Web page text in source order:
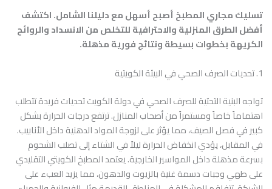
تسليك مجاري المطبخ أصبح أسهل مع دليلنا الشامل. اكتشف
أفضل الطرق المنزلية والاحترافية للتخلص من الانسداد والروائح
الكريهة بخطوات بسيطة ونتائج فورية مذهلة.
1. تحديات الصرف الصحي في البيئة الكويتية
تواجه البنية التحتية للصرف الصحي في دولة الكويت تحديات فريدة تتطلب
اهتماماً خاصاً ومستمراً من أصحاب المنازل. ترتفع درجات الحرارة بشكل
كبير في فصل الصيف، مما يؤثر على لزوجة المواد الدهنية داخل الأنابيب.
في المقابل، يؤدي انخفاض الحرارة ليلاً في الشتاء إلى تصلب الشحوم
بسرعة مذهلة داخل المواسير الخارجية. يعتمد المطبخ الكويتي التقليدي
على طهي وجبات دسمة غنية بالزيوت والدهون، مما يزيد العبء على